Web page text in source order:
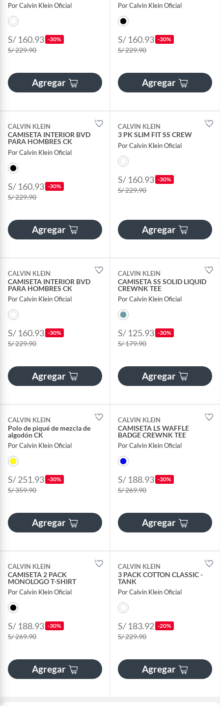
Por Calvin Klein Oficial
S/ 160.93 -30%
S/ 229.90
Agregar
Por Calvin Klein Oficial
S/ 160.93 -30%
S/ 229.90
Agregar
CALVIN KLEIN
CAMISETA INTERIOR BVD
PARA HOMBRES CK
Por Calvin Klein Oficial
S/ 160.93 -30%
S/ 229.90
Agregar
CALVIN KLEIN
3 PK SLIM FIT SS CREW
Por Calvin Klein Oficial
S/ 160.93 -30%
S/ 229.90
Agregar
CALVIN KLEIN
CAMISETA INTERIOR BVD
PARA HOMBRES CK
Por Calvin Klein Oficial
S/ 160.93 -30%
S/ 229.90
Agregar
CALVIN KLEIN
CAMISETA SS SOLID LIQUID
CREWNK TEE
Por Calvin Klein Oficial
S/ 125.93 -30%
S/ 179.90
Agregar
CALVIN KLEIN
Polo de piqué de mezcla de
algodón CK
Por Calvin Klein Oficial
S/ 251.93 -30%
S/ 359.90
Agregar
CALVIN KLEIN
CAMISETA LS WAFFLE
BADGE CREWNK TEE
Por Calvin Klein Oficial
S/ 188.93 -30%
S/ 269.90
Agregar
CALVIN KLEIN
CAMISETA 2 PACK
MONOLOGO T-SHIRT
Por Calvin Klein Oficial
S/ 188.93 -30%
S/ 269.90
Agregar
CALVIN KLEIN
3 PACK COTTON CLASSIC -
TANK
Por Calvin Klein Oficial
S/ 183.92 -20%
S/ 229.90
Agregar